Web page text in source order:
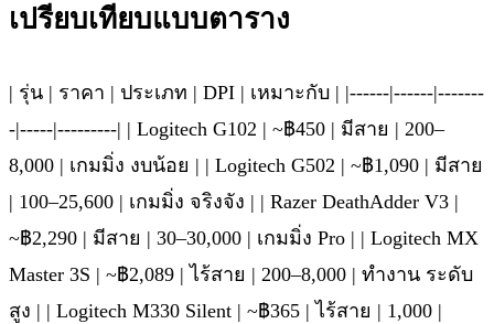
เปรียบเทียบแบบตาราง
| รุ่น | ราคา | ประเภท | DPI | เหมาะกับ | |------|------|-------
-|-----|---------| | Logitech G102 | ~฿450 | มีสาย | 200–
8,000 | เกมมิ่ง งบน้อย | | Logitech G502 | ~฿1,090 | มีสาย
| 100–25,600 | เกมมิ่ง จริงจัง | | Razer DeathAdder V3 |
~฿2,290 | มีสาย | 30–30,000 | เกมมิ่ง Pro | | Logitech MX
Master 3S | ~฿2,089 | ไร้สาย | 200–8,000 | ทำงาน ระดับ
สูง | | Logitech M330 Silent | ~฿365 | ไร้สาย | 1,000 |